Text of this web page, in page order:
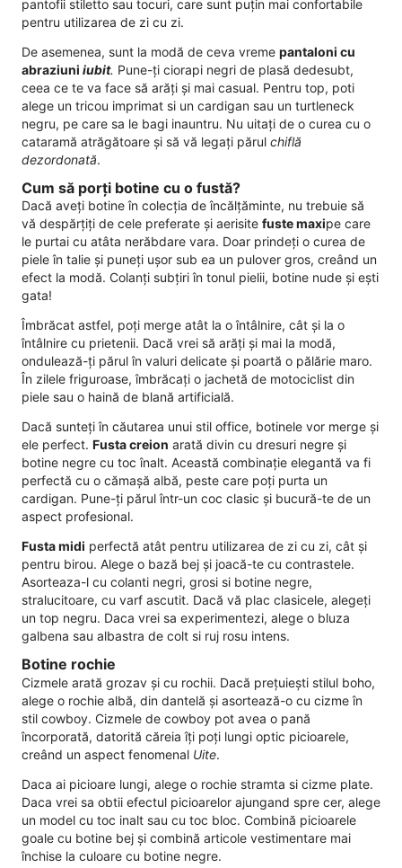
pantofii stiletto sau tocuri, care sunt puțin mai confortabile
pentru utilizarea de zi cu zi.
De asemenea, sunt la modă de ceva vreme pantaloni cu
abraziuni iubit. Pune-ți ciorapi negri de plasă dedesubt,
ceea ce te va face să arăți și mai casual. Pentru top, poti
alege un tricou imprimat si un cardigan sau un turtleneck
negru, pe care sa le bagi inauntru. Nu uitați de o curea cu o
cataramă atrăgătoare și să vă legați părul chiflă
dezordonată.
Cum să porți botine cu o fustă?
Dacă aveți botine în colecția de încălțăminte, nu trebuie să
vă despărțiți de cele preferate și aerisite fuste maxipe care
le purtai cu atâta nerăbdare vara. Doar prindeți o curea de
piele în talie și puneți ușor sub ea un pulover gros, creând un
efect la modă. Colanți subțiri în tonul pielii, botine nude și ești
gata!
Îmbrăcat astfel, poți merge atât la o întâlnire, cât și la o
întâlnire cu prietenii. Dacă vrei să arăți și mai la modă,
ondulează-ți părul în valuri delicate și poartă o pălărie maro.
În zilele friguroase, îmbrăcați o jachetă de motociclist din
piele sau o haină de blană artificială.
Dacă sunteți în căutarea unui stil office, botinele vor merge și
ele perfect. Fusta creion arată divin cu dresuri negre și
botine negre cu toc înalt. Această combinație elegantă va fi
perfectă cu o cămașă albă, peste care poți purta un
cardigan. Pune-ți părul într-un coc clasic și bucură-te de un
aspect profesional.
Fusta midi perfectă atât pentru utilizarea de zi cu zi, cât și
pentru birou. Alege o bază bej și joacă-te cu contrastele.
Asorteaza-l cu colanti negri, grosi si botine negre,
stralucitoare, cu varf ascutit. Dacă vă plac clasicele, alegeți
un top negru. Daca vrei sa experimentezi, alege o bluza
galbena sau albastra de colt si ruj rosu intens.
Botine rochie
Cizmele arată grozav și cu rochii. Dacă prețuiești stilul boho,
alege o rochie albă, din dantelă și asortează-o cu cizme în
stil cowboy. Cizmele de cowboy pot avea o pană
încorporată, datorită căreia îți poți lungi optic picioarele,
creând un aspect fenomenal Uite.
Daca ai picioare lungi, alege o rochie stramta si cizme plate.
Daca vrei sa obtii efectul picioarelor ajungand spre cer, alege
un model cu toc inalt sau cu toc bloc. Combină picioarele
goale cu botine bej și combină articole vestimentare mai
închise la culoare cu botine negre.